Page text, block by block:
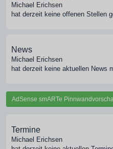
Michael Erichsen
hat derzeit keine offenen Stellen
News
Michael Erichsen
hat derzeit keine aktuellen News
AdSense smARTe
Termine
Michael Erichsen